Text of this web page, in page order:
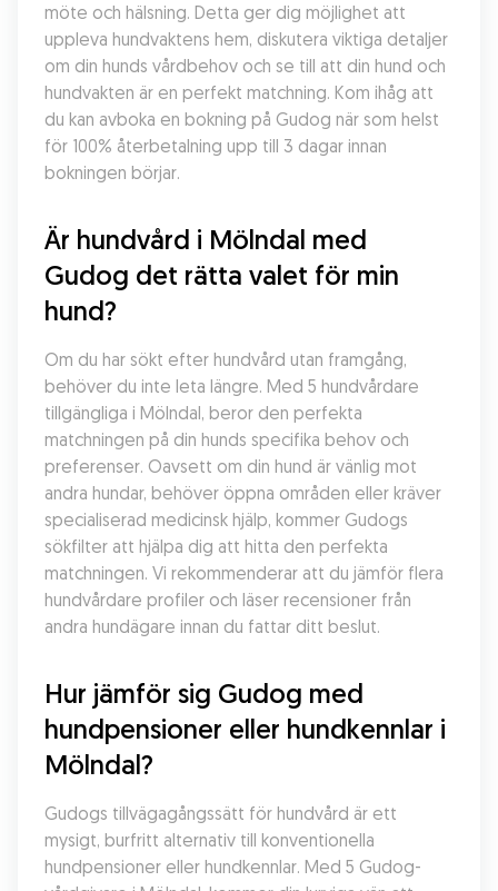
möte och hälsning. Detta ger dig möjlighet att
uppleva hundvaktens hem, diskutera viktiga detaljer
om din hunds vårdbehov och se till att din hund och
hundvakten är en perfekt matchning. Kom ihåg att
du kan avboka en bokning på Gudog när som helst
för 100% återbetalning upp till 3 dagar innan
bokningen börjar.
Är hundvård i Mölndal med
Gudog det rätta valet för min
hund?
Om du har sökt efter hundvård utan framgång,
behöver du inte leta längre. Med 5 hundvårdare
tillgängliga i Mölndal, beror den perfekta
matchningen på din hunds specifika behov och
preferenser. Oavsett om din hund är vänlig mot
andra hundar, behöver öppna områden eller kräver
specialiserad medicinsk hjälp, kommer Gudogs
sökfilter att hjälpa dig att hitta den perfekta
matchningen. Vi rekommenderar att du jämför flera
hundvårdare profiler och läser recensioner från
andra hundägare innan du fattar ditt beslut.
Hur jämför sig Gudog med
hundpensioner eller hundkennlar i
Mölndal?
Gudogs tillvägagångssätt för hundvård är ett
mysigt, burfritt alternativ till konventionella
hundpensioner eller hundkennlar. Med 5 Gudog-